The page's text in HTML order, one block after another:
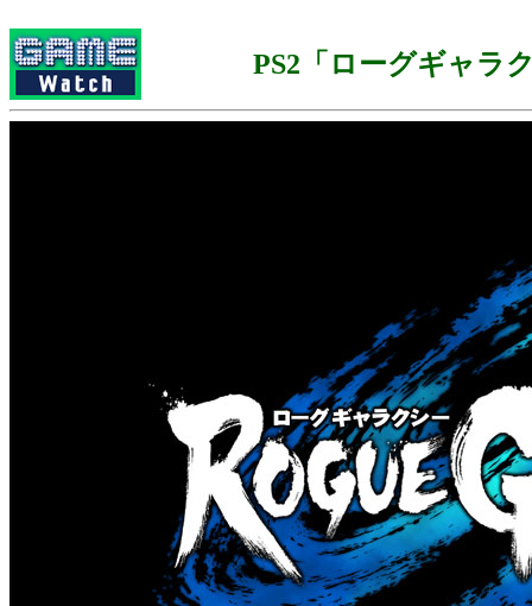
PS2「ローグギャラ